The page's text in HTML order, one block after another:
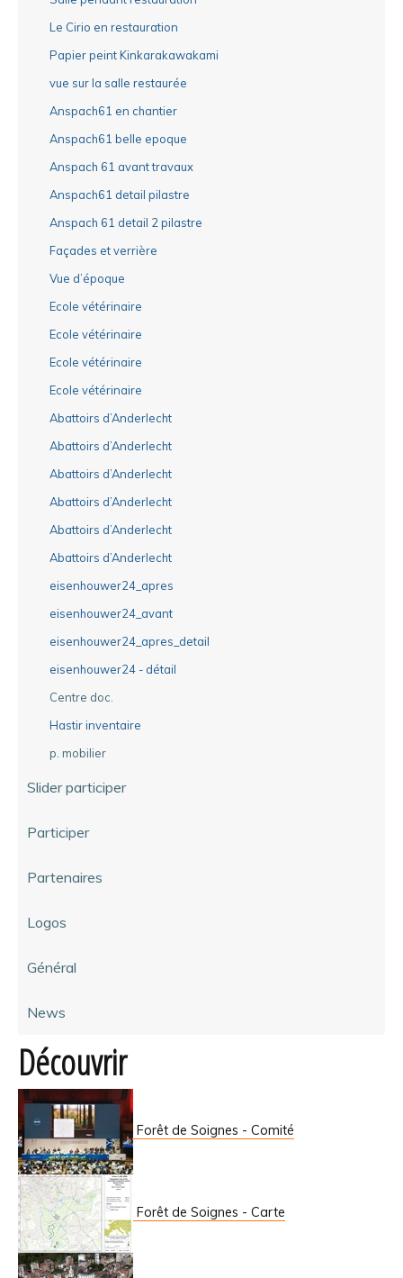
Le Cirio en restauration
Papier peint Kinkarakawakami
vue sur la salle restaurée
Anspach61 en chantier
Anspach61 belle epoque
Anspach 61 avant travaux
Anspach61 detail pilastre
Anspach 61 detail 2 pilastre
Façades et verrière
Vue d’époque
Ecole vétérinaire
Ecole vétérinaire
Ecole vétérinaire
Ecole vétérinaire
Abattoirs d’Anderlecht
Abattoirs d’Anderlecht
Abattoirs d’Anderlecht
Abattoirs d’Anderlecht
Abattoirs d’Anderlecht
Abattoirs d’Anderlecht
eisenhouwer24_apres
eisenhouwer24_avant
eisenhouwer24_apres_detail
eisenhouwer24 - détail
Centre doc.
Hastir inventaire
p. mobilier
Slider participer
Participer
Partenaires
Logos
Général
News
Découvrir
Forêt de Soignes - Comité
Forêt de Soignes - Carte